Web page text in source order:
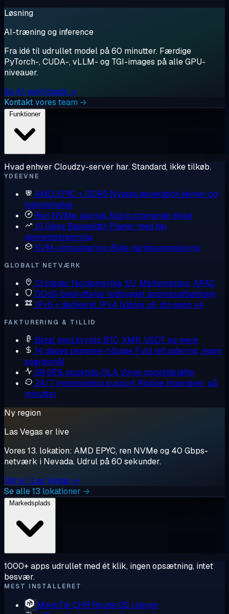
Løsning
AI-træning og inference
Fra idé til udrullet model på 60 minutter. Færdige
PyTorch-, CUDA-, vLLM- og TGI-images på alle GPU-
niveauer.
Se AI-workloads →
Kontakt vores team →
Funktioner
Hvad enhver Cloudzy-server har. Standard, ikke tilkøb.
YDEEVNE
AMD EPYC + DDR5 Nyeste generation kerner og
hukommelse
Ren NVMe-lagring Aldrig roterende diske
10 Gbps Bandwidth Planer med høj
gennemstrømning
KVM-virtualisering Ægte hardwareisolering
GLOBALT NETVÆRK
13 steder Nordamerika, EU, Mellemøsten, APAC
DDoS-beskyttelse Indbygget angrebsafbødning
IPv6 + dedikeret IPv4 Native v6, din egen v4
FAKTURERING & TILLID
Betal med krypto BTC, XMR, USDT og mere
14 dages pengene-tilbage Fuld refundering, ingen
spørgsmål
99,95% oppetids-SLAVores oppetidsløfte
24/7 menneskelig support Rigtige ingeniører, på
minutter
Ny region
Las Vegas er live
Vores 13. lokation: AMD EPYC, ren NVMe og 40 Gbps-
netværk i Nevada. Udrul på 60 sekunder.
Udrul i Las Vegas →
Se alle 13 lokationer →
1000+ apps udrullet med ét klik, ingen opsætning, intet
besvær.
MEST INSTALLERET
MikroTik CHR RouterOS i skyen